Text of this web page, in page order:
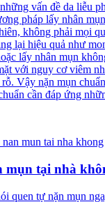
vấn đề da liễu
pháp lấy nhân
không phải mọi
lại hiệu quả như
lấy nhân mụn
với nguy cơ viêm
rỗ. Vậy nặn mụn
cần đáp ứng
mụn tại nhà
quen tự nặn mụn